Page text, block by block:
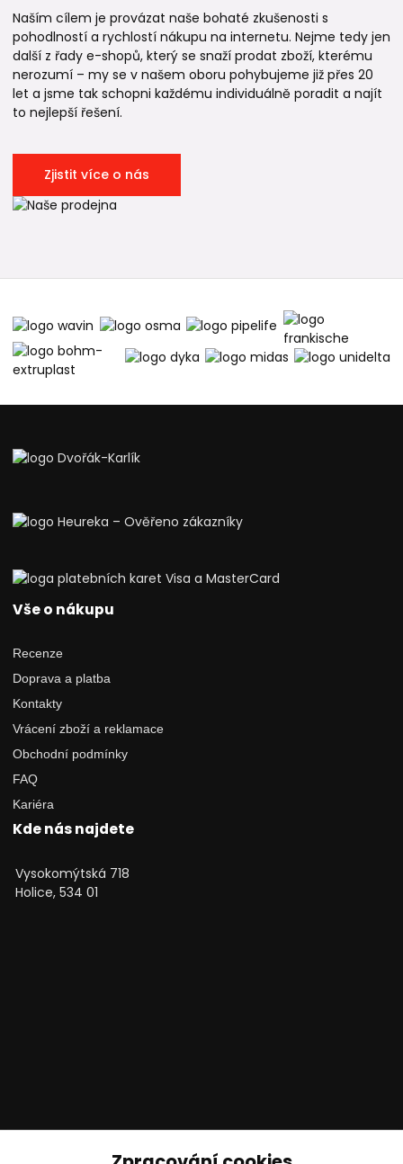
Naším cílem je provázat naše bohaté zkušenosti s
pohodlností a rychlostí nákupu na internetu. Nejme tedy jen
další z řady e-shopů, který se snaží prodat zboží, kterému
nerozumí – my se v našem oboru pohybujeme již přes 20
let a jsme tak schopni každému individuálně poradit a najít
to nejlepší řešení.
Zjistit více o nás
Vše o nákupu
Recenze
Doprava a platba
Kontakty
Vrácení zboží a reklamace
Obchodní podmínky
FAQ
Kariéra
Kde nás najdete
Vysokomýtská 718
Holice, 534 01